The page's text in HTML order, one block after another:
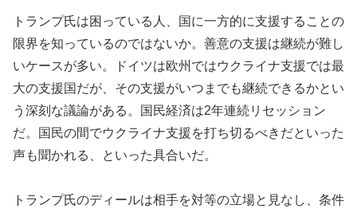
トランプ氏は困っている人、国に一方的に支援することの
限界を知っているのではないか。善意の支援は継続が難し
いケースが多い。ドイツは欧州ではウクライナ支援では最
大の支援国だが、その支援がいつまでも継続できるかとい
う深刻な議論がある。国民経済は2年連続リセッション
だ。国民の間でウクライナ支援を打ち切るべきだといった
声も聞かれる、といった具合いだ。
トランプ氏のディールは相手を対等の立場と見なし、条件